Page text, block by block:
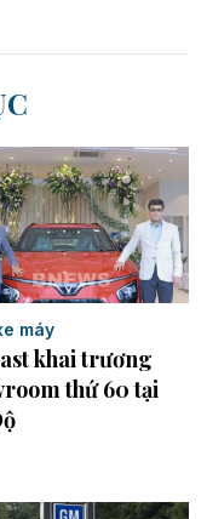
máy
khai trương
thứ 60 tại